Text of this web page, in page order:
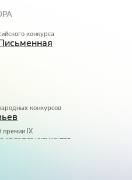
конкурса
конкурсов
премии IX
музыкантов-